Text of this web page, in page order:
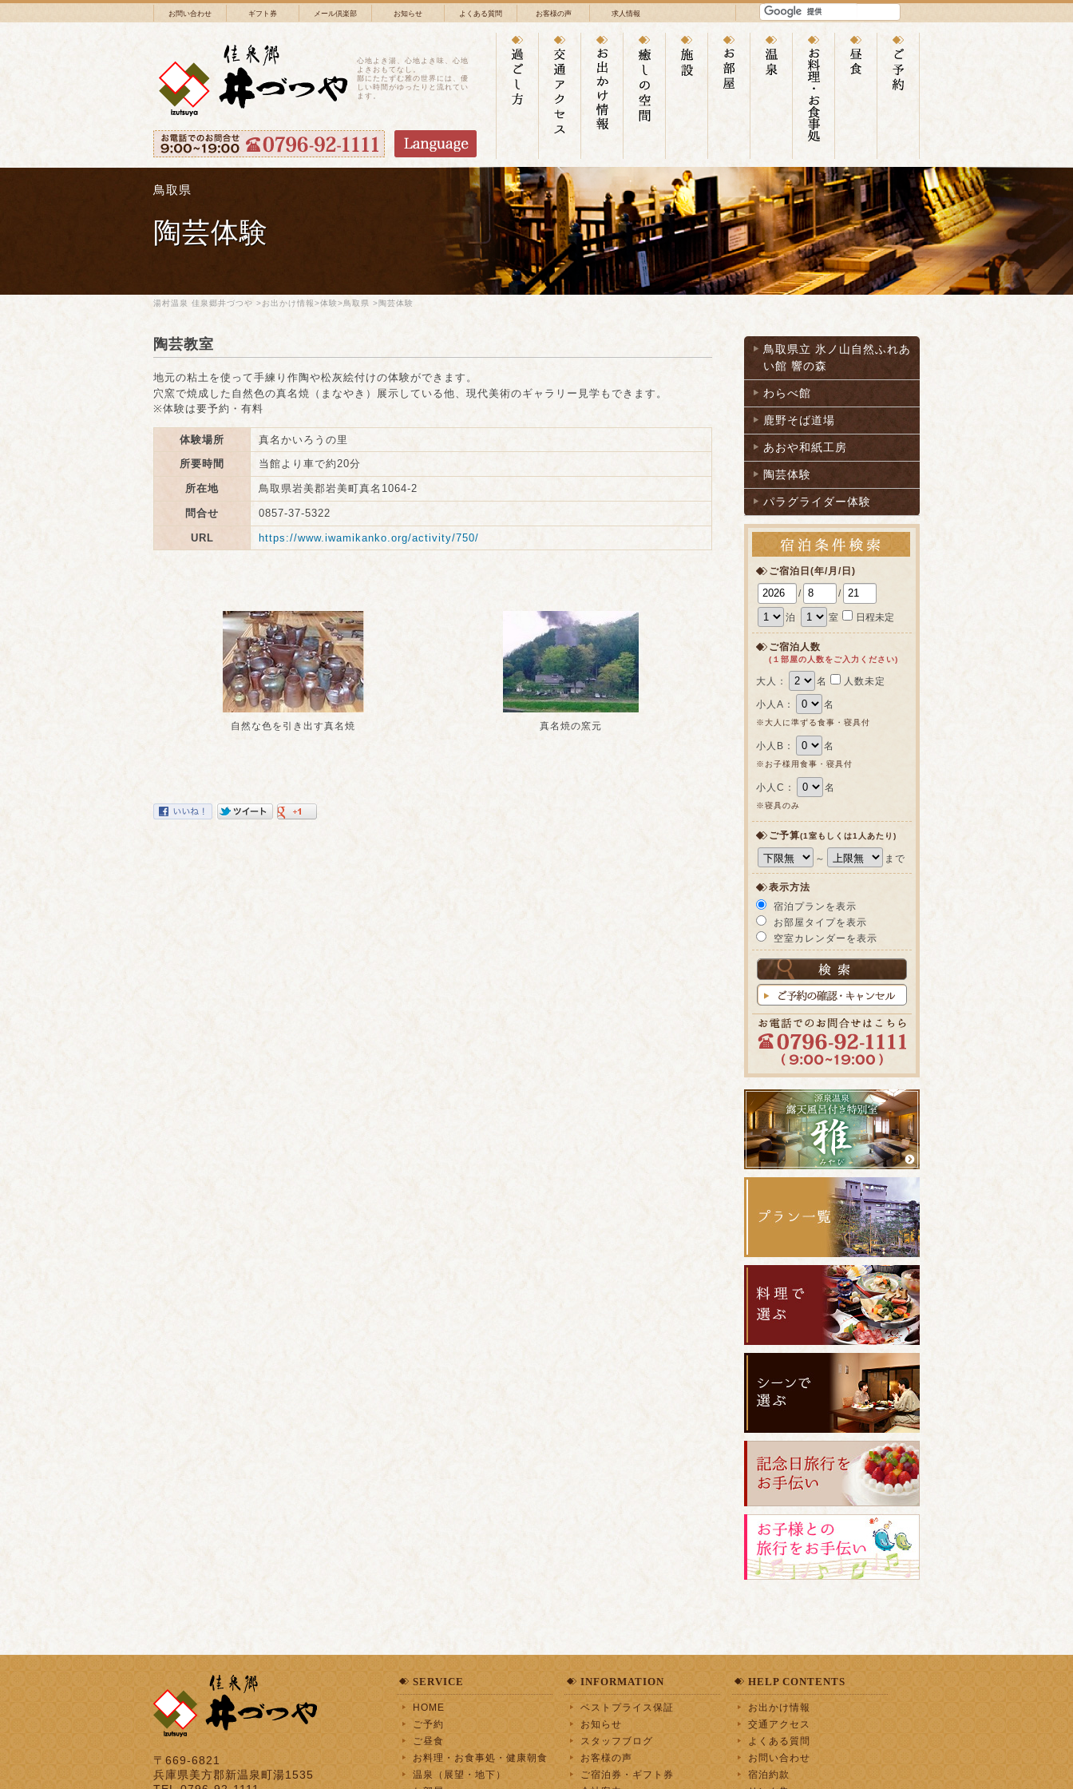
お問い合わせ ギフト券 メール倶楽部 お知らせ よくある質問 お客様の声 求人情報
心地よき湯、心地よき味、心地
よきおもてなし。
鄙にたたずむ雅の世界には、優
しい時間がゆったりと流れてい
ます。
鳥取県
陶芸体験
湯村温泉 佳泉郷井づつや >お出かけ情報>体験>鳥取県 >陶芸体験
陶芸教室
地元の粘土を使って手練り作陶や松灰絵付けの体験ができます。
穴窯で焼成した自然色の真名焼（まなやき）展示している他、現代美術のギャラリー見学もできます。
※体験は要予約・ 有料
体験場所
真名かいろうの里
所要時間
当館より 車で約20分
所在地 鳥取県岩美郡岩美町真名1064-2
問合せ 0857-37-5322
URL https://www.iwamikanko.org/activity/750/
自然な色を引き出す真名焼 真名焼の窯元
鳥取県立 氷ノ山自然ふれあ
い館 響の森
わらべ館
鹿野そば道場
あおや和紙工房
陶芸体験
パラグライダー体験
ご宿泊日(年/月/日)
/
/
泊 室 日程未定
ご宿泊人数
(１部屋の人数をご入力ください)
大人： 名 人数未定
小人A： 名
※大人に準ずる食事・寝具付
小人B： 名
※お子様用食事・寝具付
小人C： 名
※寝具のみ
ご予算(1室もしくは1人あたり)
～ まで
表示方法
宿泊プランを表示
お部屋タイプを表示
空室カレンダーを表示
〒669-6821
兵庫県美方郡新温泉町湯1535
SERVICE
HOME
ご予約
ご昼食
お料理・お食事処・健康朝食
温泉（展望・地下）
INFORMATION
ベストプライス保証
お知らせ
スタッフブログ
お客様の声
ご宿泊券・ギフト券
HELP CONTENTS
お出かけ情報
交通アクセス
よくある質問
お問い合わせ
宿泊約款